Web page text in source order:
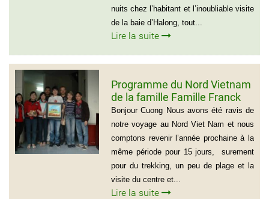
nuits chez l’habitant et l’inoubliable visite
de la baie d’Halong, tout...
Lire la suite
Programme du Nord Vietnam
de la famille Famille Franck
Alvarez ( Voyage Vietnam
Nord 10 jours)
Bonjour Cuong Nous avons été ravis de
notre voyage au Nord Viet Nam et nous
comptons revenir l’année prochaine à la
même période pour 15 jours, surement
pour du trekking, un peu de plage et la
visite du centre et...
Lire la suite